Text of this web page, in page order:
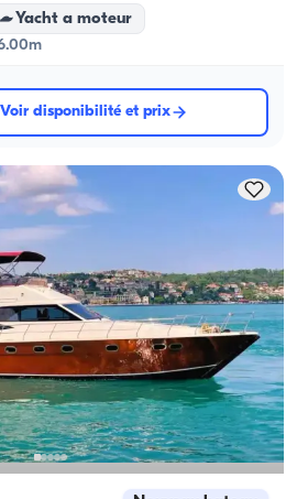
Yacht a moteur
Voir disponibilité et prix